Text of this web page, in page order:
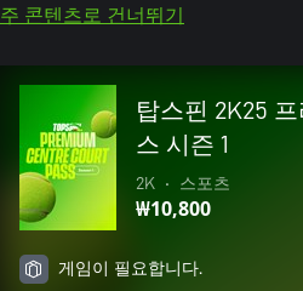
주 콘텐츠로 건너뛰기
탑스핀 2K25
스 시즌 1
2K • 스포츠
₩10,800
게임이 필요합니다.